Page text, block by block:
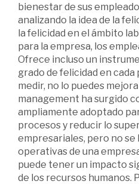
bienestar de sus
analizando la idea de la
la felicidad en el ámbito
para la empresa, los
Ofrece incluso un
grado de felicidad en
medir, no lo puedes
management ha surgido
ampliamente adoptado
procesos y reducir lo
empresariales, pero no se
operativas de una
puede tener un impacto
de los recursos humanos.